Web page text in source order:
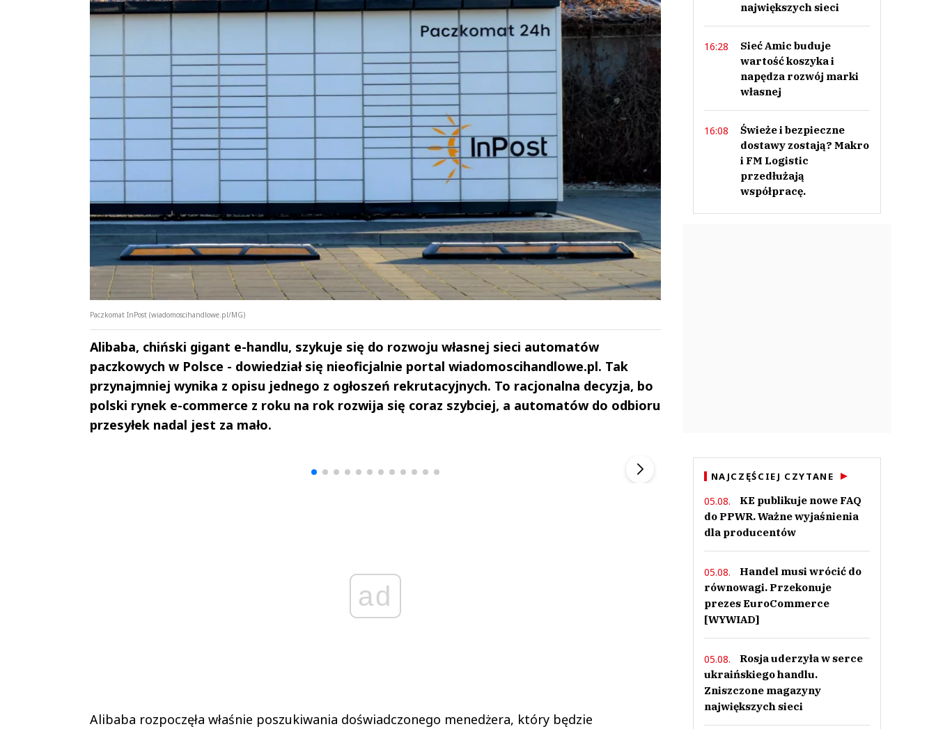
Paczkomat InPost (wiadomoscihandlowe.pl/MG)
Alibaba, chiński gigant e-handlu, szykuje się do rozwoju własnej sieci automatów
paczkowych w Polsce - dowiedział się nieoficjalnie portal wiadomoscihandlowe.pl. Tak
przynajmniej wynika z opisu jednego z ogłoszeń rekrutacyjnych. To racjonalna decyzja, bo
polski rynek e-commerce z roku na rok rozwija się coraz szybciej, a automatów do odbioru
przesyłek nadal jest za mało.
ad
Alibaba rozpoczęła właśnie poszukiwania doświadczonego menedżera, który będzie
Andrzej i Marta
Marta i Andrzej
▶
największych sieci
16:28
Sieć Amic buduje
wartość koszyka i
napędza rozwój marki
własnej
16:08
Świeże i bezpieczne
dostawy zostają? Makro
i FM Logistic
przedłużają
współpracę.
NAJCZĘŚCIEJ CZYTANE
05.08.
KE publikuje nowe FAQ
do PPWR. Ważne wyjaśnienia
dla producentów
05.08.
Handel musi wrócić do
równowagi. Przekonuje
prezes EuroCommerce
[WYWIAD]
05.08.
Rosja uderzyła w serce
ukraińskiego handlu.
Zniszczone magazyny
największych sieci